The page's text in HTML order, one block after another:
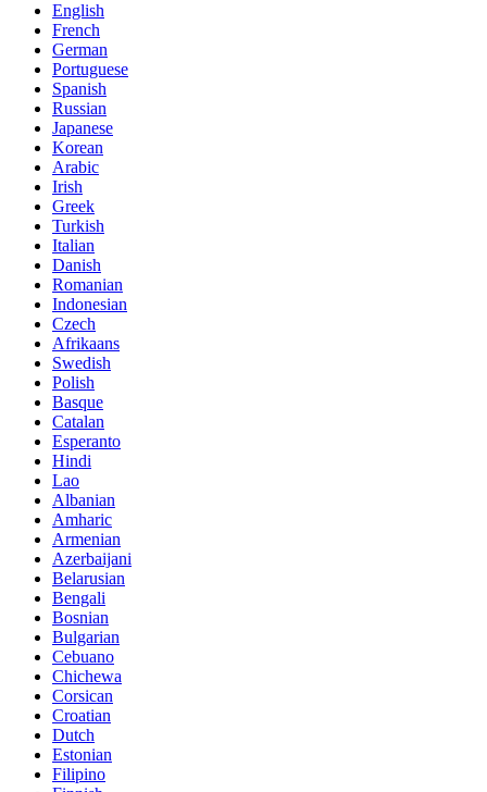
English
French
German
Portuguese
Spanish
Russian
Japanese
Korean
Arabic
Irish
Greek
Turkish
Italian
Danish
Romanian
Indonesian
Czech
Afrikaans
Swedish
Polish
Basque
Catalan
Esperanto
Hindi
Lao
Albanian
Amharic
Armenian
Azerbaijani
Belarusian
Bengali
Bosnian
Bulgarian
Cebuano
Chichewa
Corsican
Croatian
Dutch
Estonian
Filipino